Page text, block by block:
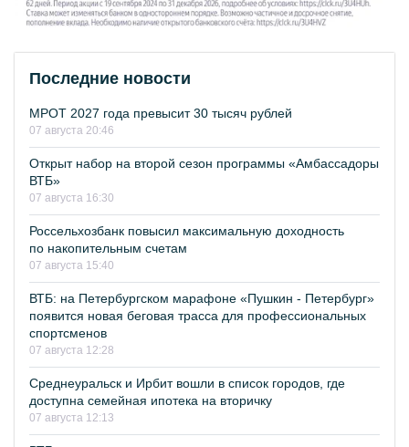
Последние новости
МРОТ 2027 года превысит 30 тысяч рублей
07 августа 20:46
Открыт набор на второй сезон программы «Амбассадоры
ВТБ»
07 августа 16:30
Россельхозбанк повысил максимальную доходность
по накопительным счетам
07 августа 15:40
ВТБ: на Петербургском марафоне «Пушкин - Петербург»
появится новая беговая трасса для профессиональных
спортсменов
07 августа 12:28
Среднеуральск и Ирбит вошли в список городов, где
доступна семейная ипотека на вторичку
07 августа 12:13